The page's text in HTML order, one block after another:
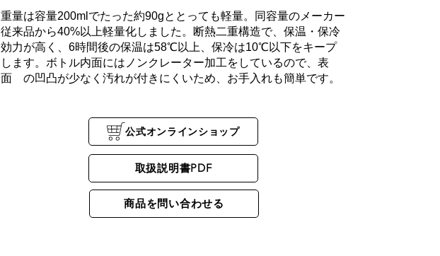
重量は容量200mlでたった約90gととっても軽量。同容量のメーカー
従来品から40%以上軽量化しました。断熱二重構造で、保温・保冷
効力が高く、6時間後の保温は58℃以上、保冷は10℃以下をキープ
します。ボトル内面にはノンクレーター加工をしているので、表
面 の凹凸が少なく汚れが付きにくいため、お手入れも簡単です。
公式オンラインショップ
取扱説明書PDF
商品を問い合わせる